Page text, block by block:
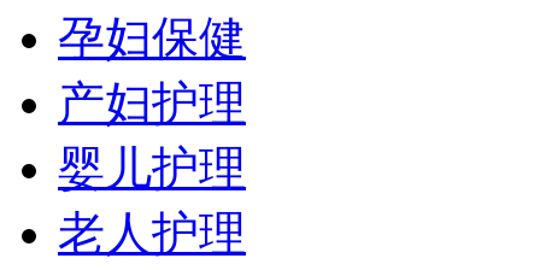
孕妇保健
产妇护理
婴儿护理
老人护理